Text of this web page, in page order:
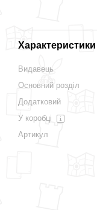
Характеристики
Видавець
Основний розділ
Додатковий
У коробці
Артикул